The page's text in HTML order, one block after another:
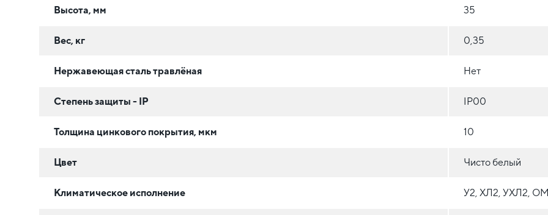
Высота, мм 35
Вес, кг 0,35
Нержавеющая сталь травлёная Нет
Степень защиты - IP IP00
Толщина цинкового покрытия, мкм 10
Цвет Чисто белый
Климатическое исполнение У2, ХЛ2, УХЛ2,